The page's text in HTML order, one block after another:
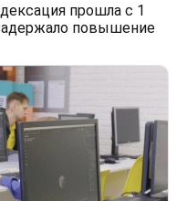
прошла с 1
повышение